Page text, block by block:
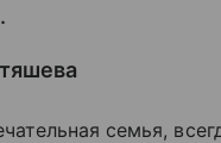
семья,